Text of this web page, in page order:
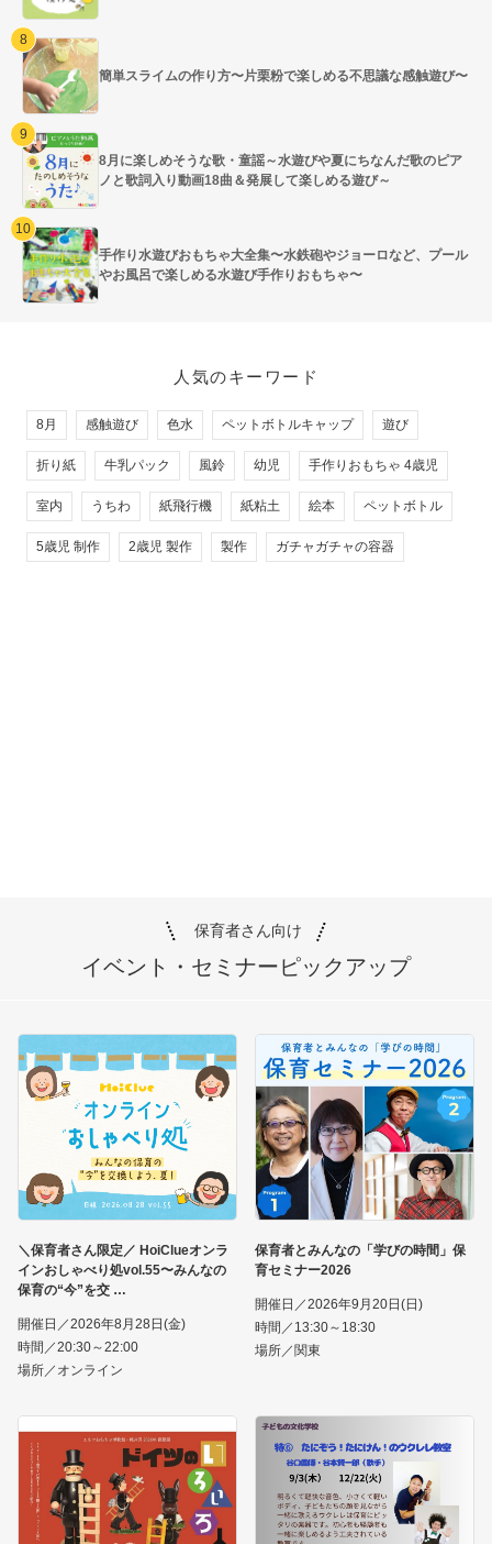
簡単スライムの作り方〜片栗粉で楽しめる不思議な感触遊び〜
8月に楽しめそうな歌・童謡～水遊びや夏にちなんだ歌のピア
ノと歌詞入り動画18曲＆発展して楽しめる遊び～
手作り水遊びおもちゃ大全集〜水鉄砲やジョーロなど、プール
やお風呂で楽しめる水遊び手作りおもちゃ〜
人気のキーワード
8月 感触遊び 色水 ペットボトルキャップ 遊び
折り紙 牛乳パック 風鈴 幼児 手作りおもちゃ 4歳児
室内 うちわ 紙飛行機 紙粘土 絵本 ペットボトル
5歳児 制作 2歳児 製作 製作 ガチャガチャの容器
保育者さん向け
イベント・セミナーピックアップ
＼保育者さん限定／ HoiClueオンラ
インおしゃべり処vol.55〜みんなの
保育の“今”を交
開催日／2026年8月28日(金)
時間／20:30～22:00
場所／オンライン
保育者とみんなの「学びの時間」保
育セミナー2026
開催日／2026年9月20日(日)
時間／13:30～18:30
場所／関東